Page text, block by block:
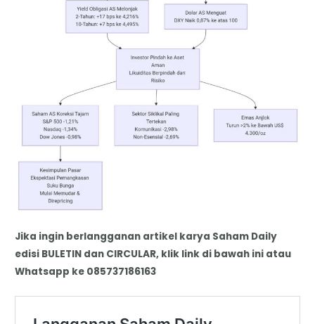
Jika ingin berlangganan artikel karya Saham Daily
edisi BULETIN dan CIRCULAR, klik link di bawah ini atau
Whatsapp ke 085737186163